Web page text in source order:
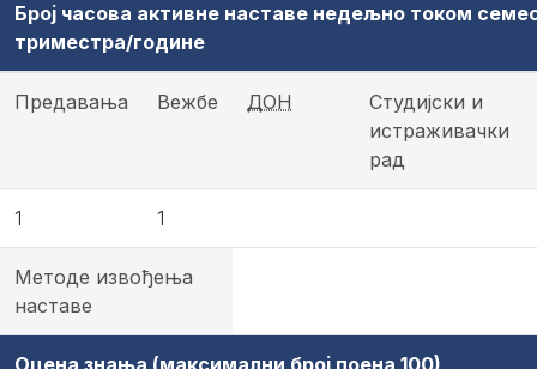
Број часова активне наставе недељно током
триместра/године
Предавања Вежбе ДОН
Студијски и
истраживачки
рад
1 1
Методе извођења
наставе
Оцена знања (максимални број поена 100)